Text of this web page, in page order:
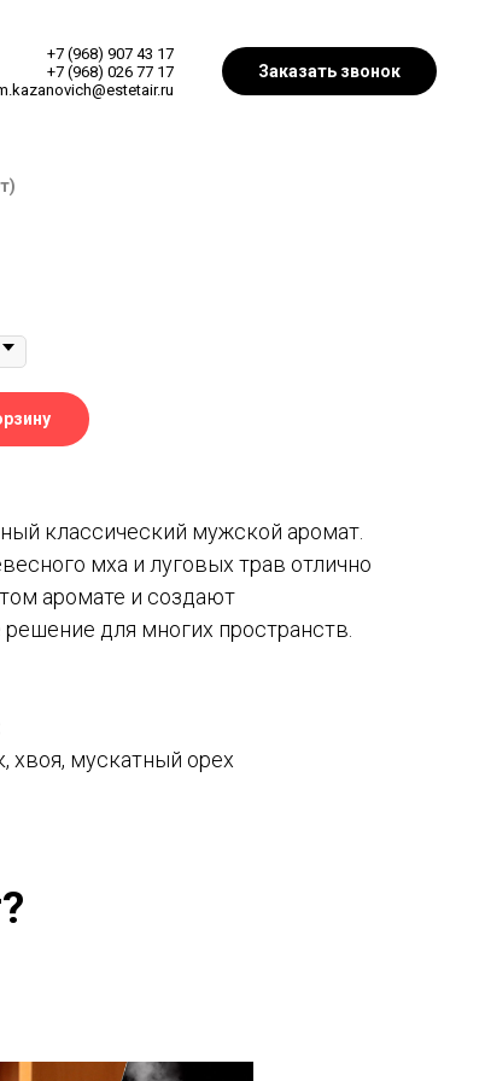
+7 (968) 907 43 17
+7 (968) 026 77 17
Заказать звонок
классический мужской аромат.
мха и луговых трав отлично
аромате и создают
для многих пространств.
мускатный орех